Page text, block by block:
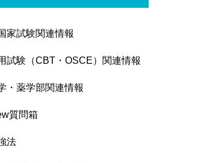
家試験関連情報
試験（CBT・OSCE）関連情報
・薬学部関連情報
質問箱
法